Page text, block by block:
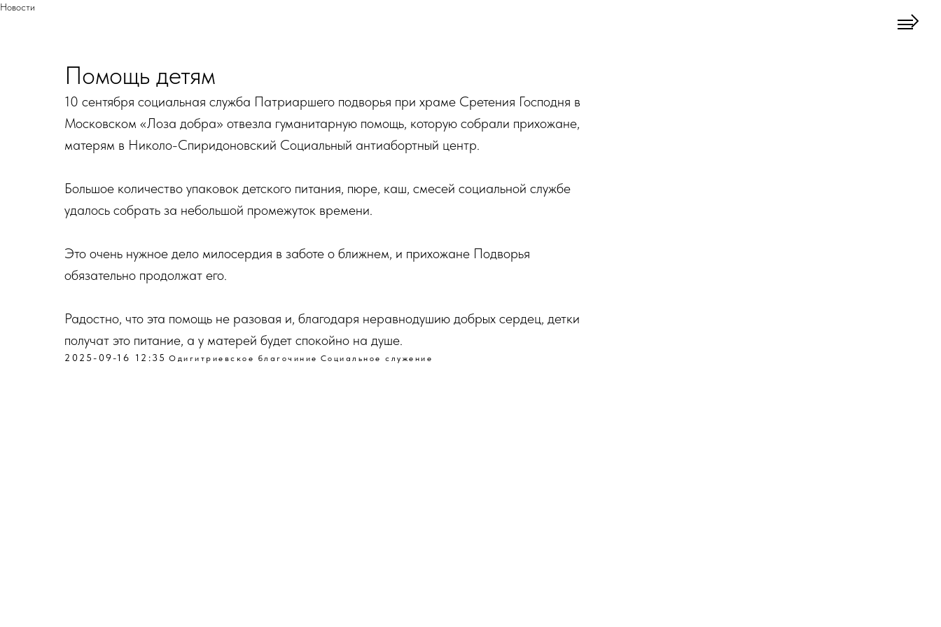
Новости
Помощь детям
10 сентября социальная служба Патриаршего подворья при храме Сретения Господня в
Московском «Лоза добра» отвезла гуманитарную помощь, которую собрали прихожане,
матерям в Николо-Спиридоновский Социальный антиабортный центр.
Большое количество упаковок детского питания, пюре, каш, смесей социальной службе
удалось собрать за небольшой промежуток времени.
Это очень нужное дело милосердия в заботе о ближнем, и прихожане Подворья
обязательно продолжат его.
Радостно, что эта помощь не разовая и, благодаря неравнодушию добрых сердец, детки
получат это питание, а у матерей будет спокойно на душе.
2025-09-16 12:35 Одигитриевское благочиние Социальное служение